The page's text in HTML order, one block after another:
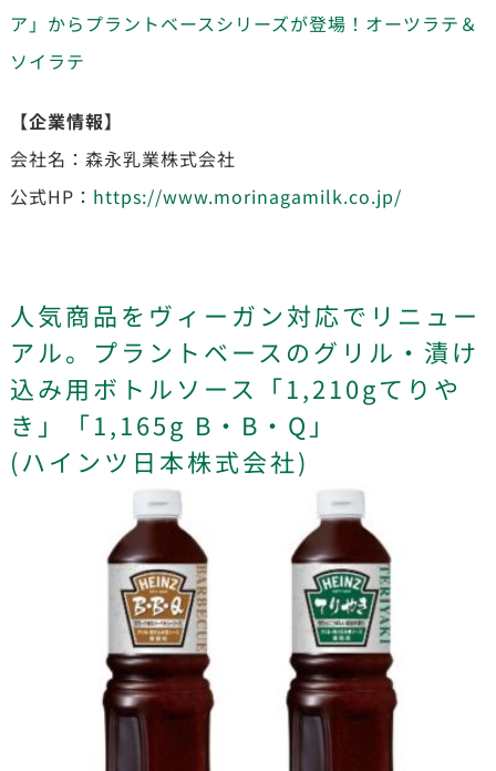
ア」からプラントベースシリーズが登場！オーツラテ＆
ソイラテ
【企業情報】
会社名：森永乳業株式会社
公式HP： https://www.morinagamilk.co.jp/
人気商品をヴィーガン対応でリニュー
アル。プラントベースのグリル・漬け
込み用ボトルソース「1,210gてりや
き」「1,165g B・B・Q」
(ハインツ日本株式会社)